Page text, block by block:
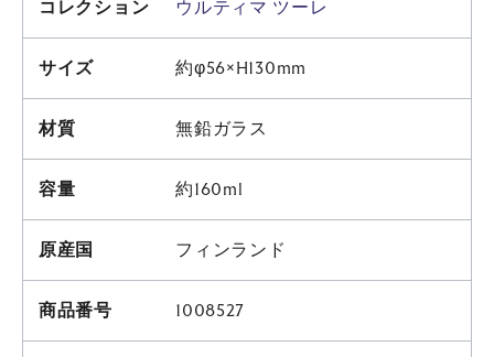
コレクション ウルティマ ツーレ
サイズ 約φ56×H130mm
材質 無鉛ガラス
容量 約160ml
原産国 フィンランド
商品番号 1008527